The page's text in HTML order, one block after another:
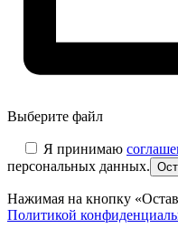
Выберите файл
Я принимаю
персональных данных.
Нажимая на кнопку
Политикой